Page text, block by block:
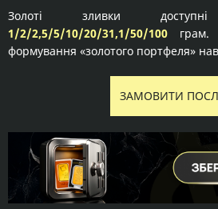
Золоті зливки
1/2/2,5/5/10/20/31,1/50/100 грам.
формування «золотого портфеля»
ЗАМОВИТИ